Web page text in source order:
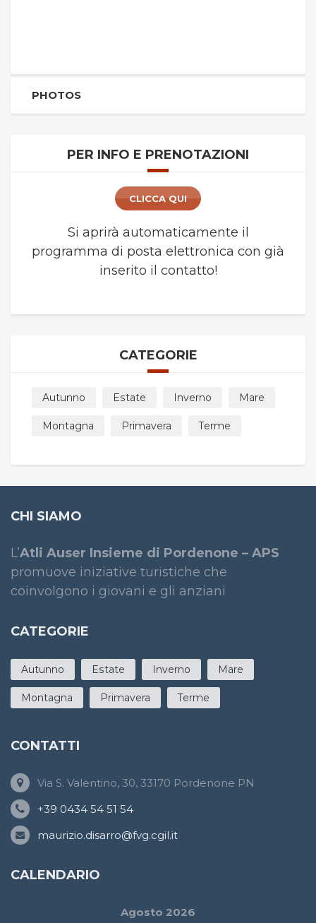
PHOTOS
PER INFO E PRENOTAZIONI
CLICCA QUI
Si aprirà automaticamente il
programma di posta elettronica con già
inserito il contatto!
CATEGORIE
Autunno Estate Inverno Mare
Montagna Primavera Terme
CHI SIAMO
L’Atli Auser Insieme di Pordenone – APS
promuove iniziative turistiche che
coinvolgono i giovani e gli anziani
CATEGORIE
Autunno Estate Inverno Mare
Montagna Primavera Terme
CONTATTI
Via S. Valentino, 30, 33170 Pordenone PN
+39 0434 54 51 54
maurizio.disarro@fvg.cgil.it
CALENDARIO
Agosto 2026